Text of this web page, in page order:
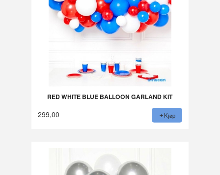
RED WHITE BLUE BALLOON GARLAND KIT
299,00 Kjøp